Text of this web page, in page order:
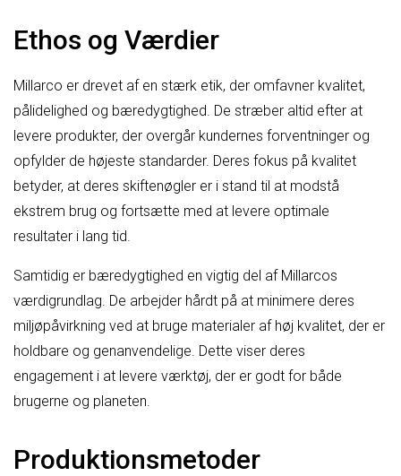
Ethos og Værdier
Millarco er drevet af en stærk etik, der omfavner kvalitet,
pålidelighed og bæredygtighed. De stræber altid efter at
levere produkter, der overgår kundernes forventninger og
opfylder de højeste standarder. Deres fokus på kvalitet
betyder, at deres skiftenøgler er i stand til at modstå
ekstrem brug og fortsætte med at levere optimale
resultater i lang tid.
Samtidig er bæredygtighed en vigtig del af Millarcos
værdigrundlag. De arbejder hårdt på at minimere deres
miljøpåvirkning ved at bruge materialer af høj kvalitet, der er
holdbare og genanvendelige. Dette viser deres
engagement i at levere værktøj, der er godt for både
brugerne og planeten.
Produktionsmetoder